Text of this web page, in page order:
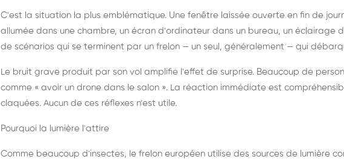
C'est la situation la plus emblématique. Une fenêtre laissée ouverte en fin de
allumée dans une chambre, un écran d'ordinateur dans un bureau, un éclairage
de scénarios qui se terminent par un frelon — un seul, généralement — qui
Le bruit grave produit par son vol amplifie l'effet de surprise. Beaucoup de
comme « avoir un drone dans le salon ». La réaction immédiate est
claquées. Aucun de ces réflexes n'est utile.
Pourquoi la lumière l'attire
Comme beaucoup d'insectes, le frelon européen utilise des sources de lumière